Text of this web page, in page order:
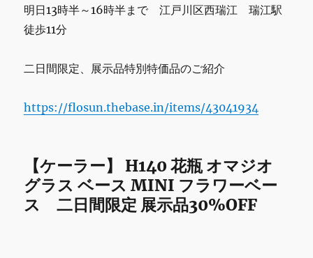
9
12
で
で
す。
よ
ろ
明日13時半～16時半まで 江戸川区西瑞江 瑞江駅
徒歩11分
二日間限定、展示品特別特価品のご紹介
https://flosun.thebase.in/items/43041934
【ケーラー】 H140 花瓶 オマジオ
グラス ベース MINI フラワーベー
ス 二日間限定 展示品30%OFF